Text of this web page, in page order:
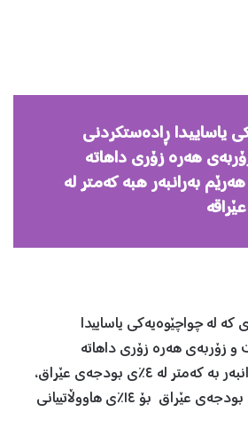
یاساییدا ڕاده‌ستكردنی
هه‌ره‌ زۆری داهاته‌
هه‌رێم به‌رانبه‌ر هبه‌ كه‌متر له‌
له‌ چواچێوه‌یه‌كی یاساییدا
زۆربه‌ی هه‌ره‌ زۆری داهاته‌
نانه‌وتییه‌كانی هه‌رێم به‌رانبه‌ر به‌ كه‌متر له‌ ٤٪ی بودجه‌ی عێراق،
به‌ڵی كه‌متر له‌ ٤٪ی كۆی بودجه‌ی عێراق بۆ ١٤٪ی هاووڵاتییانی